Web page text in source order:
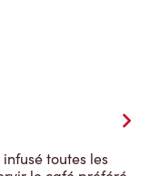
toutes les